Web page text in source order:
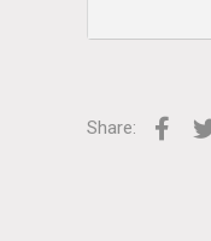
Share: